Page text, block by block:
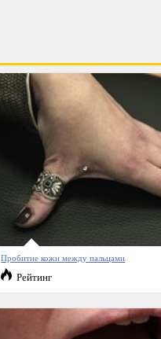
Пробитие кожи между пальцами
Рейтинг